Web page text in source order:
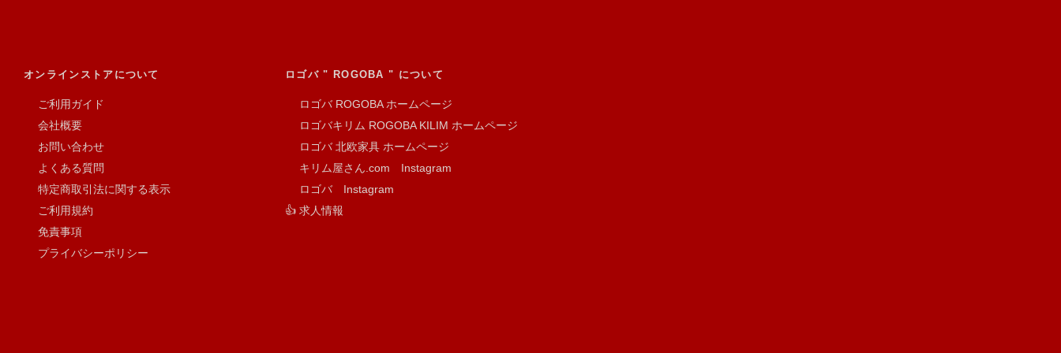
オンラインストアについて
ご利用ガイド
会社概要
お問い合わせ
よくある質問
特定商取引法に関する表示
ご利用規約
免責事項
プライバシーポリシー
ロゴバ " ROGOBA " について
ロゴバ ROGOBA ホームページ
ロゴバキリム ROGOBA KILIM ホームページ
ロゴバ 北欧家具 ホームページ
キリム屋さん.com Instagram
ロゴバ Instagram
👍 求人情報